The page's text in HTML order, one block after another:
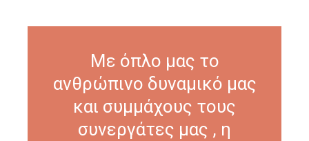
Με όπλο μας το
ανθρώπινο δυναμικό μας
και συμμάχους τους
συνεργάτες μας , η